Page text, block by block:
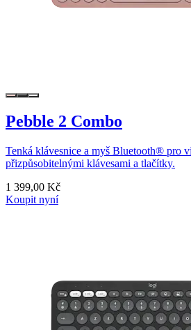
Pebble 2 Combo
Tenká klávesnice a myš Bluetooth® pro
přizpůsobitelnými klávesami a tlačítky.
1 399,00 Kč
Koupit nyní